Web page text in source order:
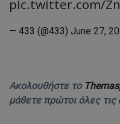
pic.twitter.com/
— 433 (@433) June 27,
Ακολουθήστε το
μάθετε πρώτοι όλες τις